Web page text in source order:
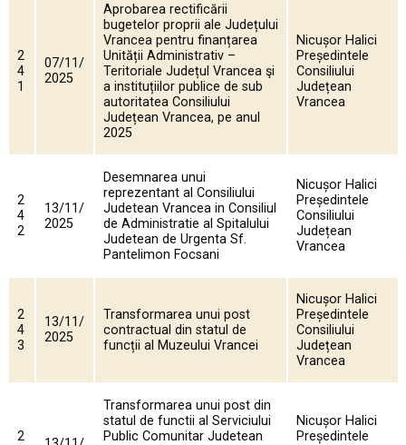
2
4
1
07/11/
2025
Aprobarea rectificării
bugetelor proprii ale Județului
Vrancea pentru finanțarea
Unității Administrativ –
Teritoriale Județul Vrancea şi
a instituțiilor publice de sub
autoritatea Consiliului
Județean Vrancea, pe anul
2025
Nicușor Halici
Președintele
Consiliului
Județean
Vrancea
2
4
2
13/11/
2025
Desemnarea unui
reprezentant al Consiliului
Judetean Vrancea in Consiliul
de Administratie al Spitalului
Judetean de Urgenta Sf.
Pantelimon Focsani
Nicușor Halici
Președintele
Consiliului
Județean
Vrancea
2
4
3
13/11/
2025
Transformarea unui post
contractual din statul de
funcții al Muzeului Vrancei
Nicușor Halici
Președintele
Consiliului
Județean
Vrancea
2
Transformarea unui post din
statul de functii al Serviciului
Public Comunitar Judetean
Nicușor Halici
Președintele